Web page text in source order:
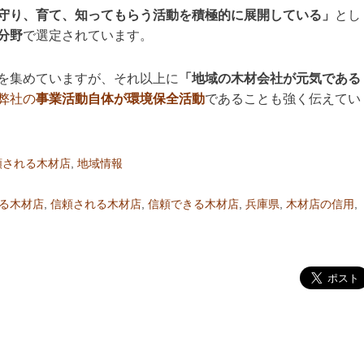
り、育て、知ってもらう活動を積極的に展開している」
とし
野で選定されています。
集めていますが、それ以上に
「地域の木材会社が元気である
社の事業活動自体が環境保全活動であることも強く伝えてい
される木材店, 地域情報
木材店, 信頼される木材店, 信頼できる木材店, 兵庫県, 木材店の信用,